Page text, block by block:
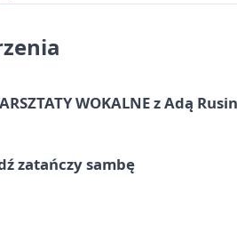
WOKALNE z Adą
zatańczy sambę